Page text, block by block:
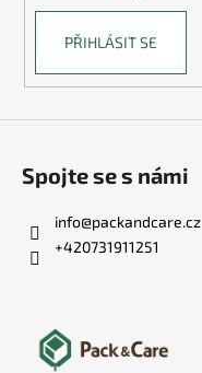
PŘIHLÁSIT SE
Spojte se s námi
info@packandcare.cz
+420731911251